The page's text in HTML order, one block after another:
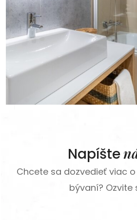
Napíšte
Chcete sa dozvedieť viac
bývaní? Ozvite